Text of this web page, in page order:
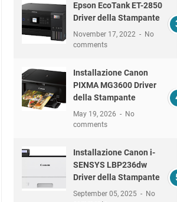
Epson EcoTank ET-2850
Driver della Stampante
November 17, 2022
No
comments
Installazione Canon
PIXMA MG3600 Driver
della Stampante
May 19, 2026
No
comments
Installazione Canon i-
SENSYS LBP236dw
Driver della Stampante
September 05, 2025
No